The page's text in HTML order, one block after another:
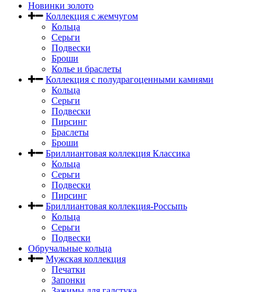
Новинки золото
Коллекция с жемчугом
Кольца
Серьги
Подвески
Броши
Колье и браслеты
Коллекция с полудрагоценными камнями
Кольца
Серьги
Подвески
Пирсинг
Браслеты
Броши
Бриллиантовая коллекция Классика
Кольца
Серьги
Подвески
Пирсинг
Бриллиантовая коллекция-Россыпь
Кольца
Серьги
Подвески
Обручальные кольца
Мужская коллекция
Печатки
Запонки